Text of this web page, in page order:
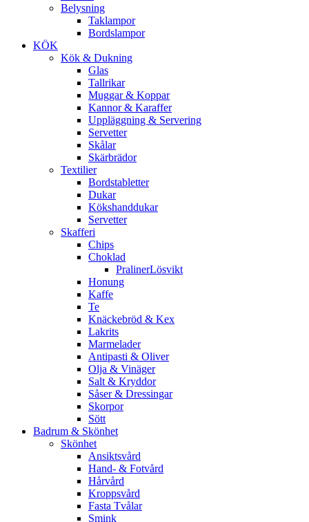
Belysning
Taklampor
Bordslampor
KÖK
Kök & Dukning
Glas
Tallrikar
Muggar & Koppar
Kannor & Karaffer
Uppläggning & Servering
Servetter
Skålar
Skärbrädor
Textilier
Bordstabletter
Dukar
Kökshanddukar
Servetter
Skafferi
Chips
Choklad
PralinerLösvikt
Honung
Kaffe
Te
Knäckebröd & Kex
Lakrits
Marmelader
Antipasti & Oliver
Olja & Vinäger
Salt & Kryddor
Såser & Dressingar
Skorpor
Sött
Badrum & Skönhet
Skönhet
Ansiktsvård
Hand- & Fotvård
Hårvård
Kroppsvård
Fasta Tvålar
Smink